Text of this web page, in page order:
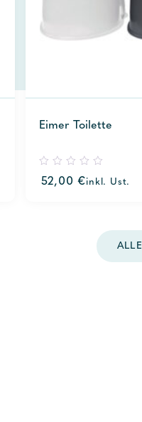
Eimer Toilette
out
52,00€inkl. Ust.